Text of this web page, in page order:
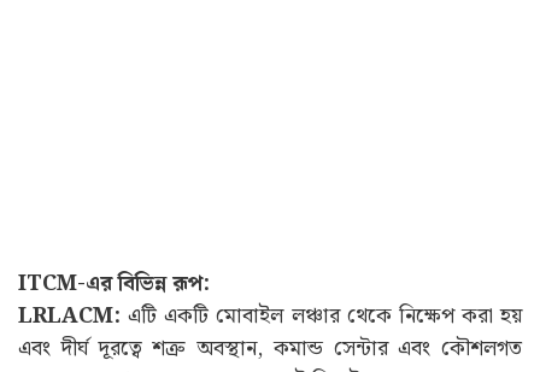
ITCM-এর বিভিন্ন রূপ:
LRLACM: এটি একটি মোবাইল লঞ্চার থেকে নিক্ষেপ করা হয়
এবং দীর্ঘ দূরত্বে শত্রু অবস্থান, কমান্ড সেন্টার এবং কৌশলগত